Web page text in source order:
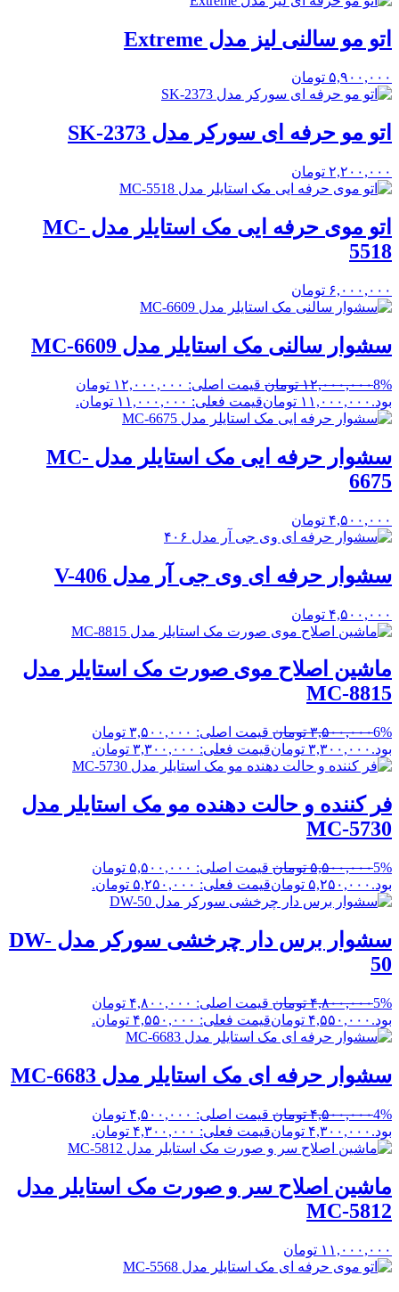
اتو مو سالنی لیز مدل Extreme
۵,۹۰۰,۰۰۰ تومان
اتو مو حرفه ای سورکر مدل SK-2373
۲,۲۰۰,۰۰۰ تومان
اتو موی حرفه ایی مک استایلر مدل MC-
5518
۶,۰۰۰,۰۰۰ تومان
سشوار سالنی مک استایلر مدل MC-6609
8%۱۲,۰۰۰,۰۰۰ تومان
قیمت اصلی: ۱۲,۰۰۰,۰۰۰ تومان
بود. ۱۱,۰۰۰,۰۰۰ تومانقیمت فعلی: ۱۱,۰۰۰,۰۰۰ تومان.
سشوار حرفه ایی مک استایلر مدل MC-
6675
۴,۵۰۰,۰۰۰ تومان
سشوار حرفه ای وی جی آر مدل V-406
۴,۵۰۰,۰۰۰ تومان
ماشین اصلاح موی صورت مک استایلر مدل
MC-8815
6%۳,۵۰۰,۰۰۰ تومان
قیمت اصلی: ۳,۵۰۰,۰۰۰ تومان
بود. ۳,۳۰۰,۰۰۰ تومانقیمت فعلی: ۳,۳۰۰,۰۰۰ تومان.
فر کننده و حالت دهنده مو مک استایلر مدل
MC-5730
5%۵,۵۰۰,۰۰۰ تومان
قیمت اصلی: ۵,۵۰۰,۰۰۰ تومان
بود. ۵,۲۵۰,۰۰۰ تومانقیمت فعلی: ۵,۲۵۰,۰۰۰ تومان.
سشوار برس دار چرخشی سورکر مدل DW-
50
5%۴,۸۰۰,۰۰۰ تومان
قیمت اصلی: ۴,۸۰۰,۰۰۰ تومان
بود. ۴,۵۵۰,۰۰۰ تومانقیمت فعلی: ۴,۵۵۰,۰۰۰ تومان.
سشوار حرفه ای مک استایلر مدل MC-6683
4%۴,۵۰۰,۰۰۰ تومان
قیمت اصلی: ۴,۵۰۰,۰۰۰ تومان
بود. ۴,۳۰۰,۰۰۰ تومانقیمت فعلی: ۴,۳۰۰,۰۰۰ تومان.
ماشین اصلاح سر و صورت مک استایلر مدل
MC-5812
۱۱,۰۰۰,۰۰۰ تومان